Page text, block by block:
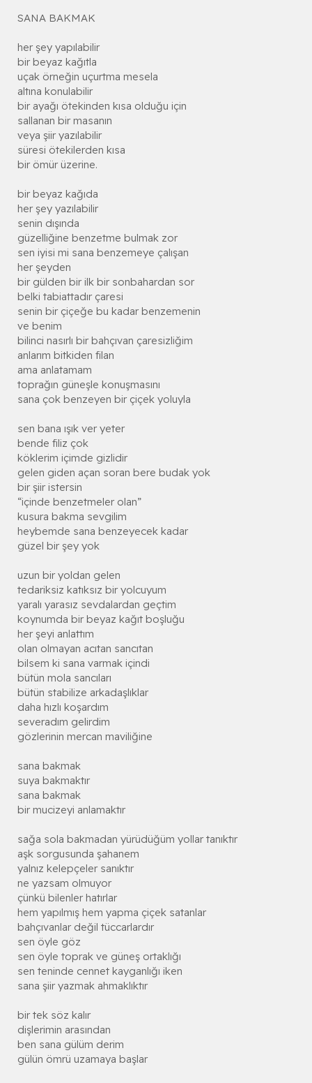
SANA BAKMAK
her şey yapılabilir
bir beyaz kağıtla
uçak örneğin uçurtma mesela
altına konulabilir
bir ayağı ötekinden kısa olduğu için
sallanan bir masanın
veya şiir yazılabilir
süresi ötekilerden kısa
bir ömür üzerine.
bir beyaz kağıda
her şey yazılabilir
senin dışında
güzelliğine benzetme bulmak zor
sen iyisi mi sana benzemeye çalışan
her şeyden
bir gülden bir ilk bir sonbahardan sor
belki tabiattadır çaresi
senin bir çiçeğe bu kadar benzemenin
ve benim
bilinci nasırlı bir bahçıvan çaresizliğim
anlarım bitkiden filan
ama anlatamam
toprağın güneşle konuşmasını
sana çok benzeyen bir çiçek yoluyla
sen bana ışık ver yeter
bende filiz çok
köklerim içimde gizlidir
gelen giden açan soran bere budak yok
bir şiir istersin
“içinde benzetmeler olan”
kusura bakma sevgilim
heybemde sana benzeyecek kadar
güzel bir şey yok
uzun bir yoldan gelen
tedariksiz katıksız bir yolcuyum
yaralı yarasız sevdalardan geçtim
koynumda bir beyaz kağıt boşluğu
her şeyi anlattım
olan olmayan acıtan sancıtan
bilsem ki sana varmak içindi
bütün mola sancıları
bütün stabilize arkadaşlıklar
daha hızlı koşardım
severadım gelirdim
gözlerinin mercan maviliğine
sana bakmak
suya bakmaktır
sana bakmak
bir mucizeyi anlamaktır
sağa sola bakmadan yürüdüğüm yollar tanıktır
aşk sorgusunda şahanem
yalnız kelepçeler sanıktır
ne yazsam olmuyor
çünkü bilenler hatırlar
hem yapılmış hem yapma çiçek satanlar
bahçıvanlar değil tüccarlardır
sen öyle göz
sen öyle toprak ve güneş ortaklığı
sen teninde cennet kayganlığı iken
sana şiir yazmak ahmaklıktır
bir tek söz kalır
dişlerimin arasından
ben sana gülüm derim
gülün ömrü uzamaya başlar